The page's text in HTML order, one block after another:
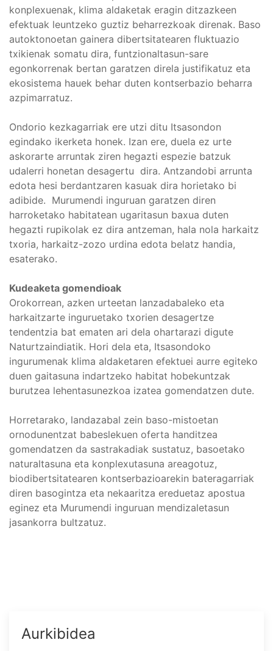
konplexuenak, klima aldaketak eragin ditzazkeen
efektuak leuntzeko guztiz beharrezkoak direnak. Baso
autoktonoetan gainera dibertsitatearen fluktuazio
txikienak somatu dira, funtzionaltasun-sare
egonkorrenak bertan garatzen direla justifikatuz eta
ekosistema hauek behar duten kontserbazio beharra
azpimarratuz.
Ondorio kezkagarriak ere utzi ditu Itsasondon
egindako ikerketa honek. Izan ere, duela ez urte
askorarte arruntak ziren hegazti espezie batzuk
udalerri honetan desagertu dira. Antzandobi arrunta
edota hesi berdantzaren kasuak dira horietako bi
adibide. Murumendi inguruan garatzen diren
harroketako habitatean ugaritasun baxua duten
hegazti rupikolak ez dira antzeman, hala nola harkaitz
txoria, harkaitz-zozo urdina edota belatz handia,
esaterako.
Kudeaketa gomendioak
Orokorrean, azken urteetan lanzadabaleko eta
harkaitzarte inguruetako txorien desagertze
tendentzia bat ematen ari dela ohartarazi digute
Naturtzaindiatik. Hori dela eta, Itsasondoko
ingurumenak klima aldaketaren efektuei aurre egiteko
duen gaitasuna indartzeko habitat hobekuntzak
burutzea lehentasunezkoa izatea gomendatzen dute.
Horretarako, landazabal zein baso-mistoetan
ornodunentzat babeslekuen oferta handitzea
gomendatzen da sastrakadiak sustatuz, basoetako
naturaltasuna eta konplexutasuna areagotuz,
biodibertsitatearen kontserbazioarekin bateragarriak
diren basogintza eta nekaaritza ereduetaz apostua
eginez eta Murumendi inguruan mendizaletasun
jasankorra bultzatuz.
Aurkibidea